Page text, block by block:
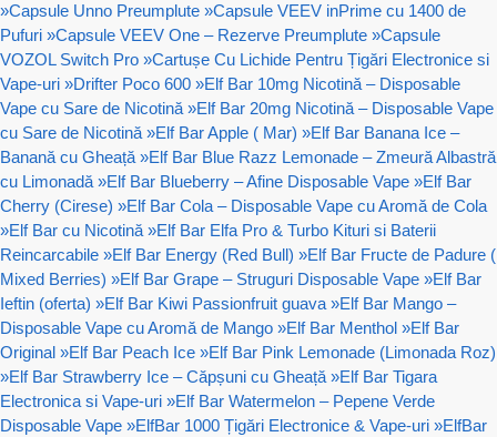
»Capsule Unno Preumplute »Capsule VEEV inPrime cu 1400 de
Pufuri »Capsule VEEV One – Rezerve Preumplute »Capsule
VOZOL Switch Pro »Cartușe Cu Lichide Pentru Țigări Electronice si
Vape-uri »Drifter Poco 600 »Elf Bar 10mg Nicotină – Disposable
Vape cu Sare de Nicotină »Elf Bar 20mg Nicotină – Disposable Vape
cu Sare de Nicotină »Elf Bar Apple ( Mar) »Elf Bar Banana Ice –
Banană cu Gheață »Elf Bar Blue Razz Lemonade – Zmeură Albastră
cu Limonadă »Elf Bar Blueberry – Afine Disposable Vape »Elf Bar
Cherry (Cirese) »Elf Bar Cola – Disposable Vape cu Aromă de Cola
»Elf Bar cu Nicotină »Elf Bar Elfa Pro & Turbo Kituri si Baterii
Reincarcabile »Elf Bar Energy (Red Bull) »Elf Bar Fructe de Padure (
Mixed Berries) »Elf Bar Grape – Struguri Disposable Vape »Elf Bar
Ieftin (oferta) »Elf Bar Kiwi Passionfruit guava »Elf Bar Mango –
Disposable Vape cu Aromă de Mango »Elf Bar Menthol »Elf Bar
Original »Elf Bar Peach Ice »Elf Bar Pink Lemonade (Limonada Roz)
»Elf Bar Strawberry Ice – Căpșuni cu Gheață »Elf Bar Tigara
Electronica si Vape-uri »Elf Bar Watermelon – Pepene Verde
Disposable Vape »ElfBar 1000 Țigări Electronice & Vape-uri »ElfBar